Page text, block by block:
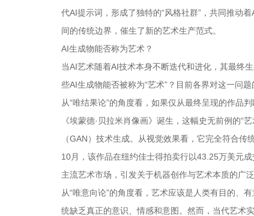
代AI提示词，形成了独特的“风格社群”，共同推动
间的传统边界，催生了新的艺术生产范式。
AI生成物能否称为艺术？
当AI艺术随着AI技术本身不断迭代和进化，其最终
些AI生成物能否被称为“艺术”？目前各界对这一问
从“唯结果论”的角度看，如果仅从最终呈现的作品
《埃蒙德·贝拉米肖像画》诞生，这幅史无前例的“
（GAN）技术生成。从视觉效果看，它完全符合
10月，该作品在纽约佳士得拍卖行以43.25万美元
主流艺术市场，引发关于机器创作与艺术本质的广泛
从“唯意向论”的角度看，艺术应该是人类有目的、
统缺乏真正的意识、情感和意图。然而，当代艺术